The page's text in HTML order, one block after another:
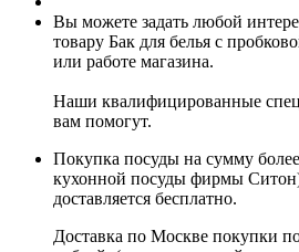
Вы можете задать любой
товару Бак для белья с
или работе магазина.
Наши квалифицированные
вам помогут.
Покупка посуды на сумму
кухонной посуды фирмы
доставляется бесплатно.
Доставка по Москве покупки